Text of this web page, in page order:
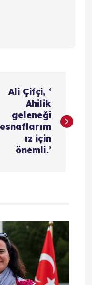
Ali Çifçi, ‘
Ahilik
geleneği
esnaflarım
ız için
önemli.’